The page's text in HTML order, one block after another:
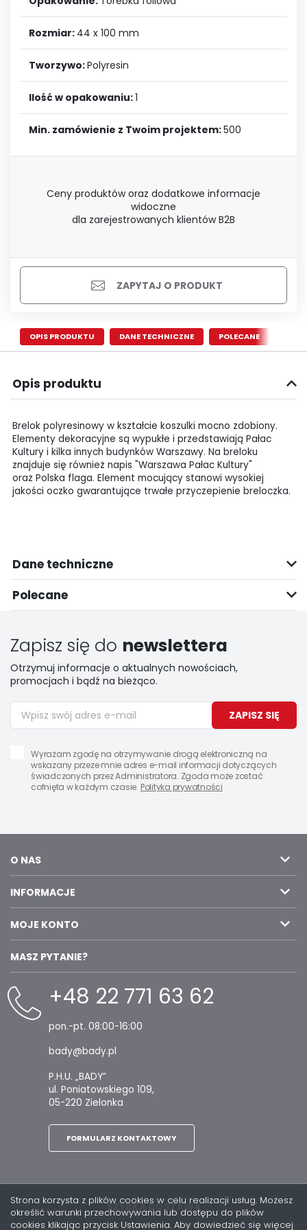
Rozmiar: 44 x 100 mm
Tworzywo:Polyresin
Ilość w opakowaniu:1
Min. zamówienie z Twoim projektem:500
Ceny produktów oraz dodatkowe informacje
widoczne
dla zarejestrowanych klientów B2B
ZAPYTAJ O PRODUKT
OPIS PRODUKTU DANE TECHNICZNE POLECANE
Opis produktu
Brelok polyresinowy w kształcie koszulki mocno zdobiony.
Elementy dekoracyjne są wypukłe i przedstawiają Pałac
Kultury i kilka innych budynków Warszawy. Na breloku
znajduje się również napis "Warszawa Pałac Kultury"
oraz Polska flaga. Element mocujący stanowi wysokiej
jakości oczko gwarantujące trwałe przyczepienie breloczka.
Dane techniczne
Polecane
Zapisz się do newslettera
Otrzymuj informacje o aktualnych nowościach,
promocjach i bądź na bieżąco.
ZAPISZ SIĘ
Wyrażam zgodę na otrzymywanie drogą elektroniczną na
wskazany przeze mnie adres e-mail informacji dotyczących
świadczonych przez Administratora. Zgoda może zostać
cofnięta w każdym czasie. Polityka prywatności
O NAS
INFORMACJE
MOJE KONTO
MASZ PYTANIE?
+48 22 771 63 62
pon.-pt. 08:00-16:00
bady@bady.pl
P.H.U. „BADY”
ul. Poniatowskiego 109,
05-220 Zielonka
FORMULARZ KONTAKTOWY
SZYBKA DOSTAWA
Strona korzysta z plików cookies w celu realizacji usług. Możesz
określić warunki przechowywania lub dostępu do plików
cookies klikając przycisk Ustawienia. Aby dowiedzieć się więcej